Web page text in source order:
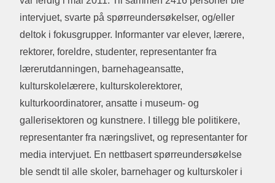
intervjuet, svarte på spørreundersøkelser, og/eller
deltok i fokusgrupper. Informanter var elever, lærere,
rektorer, foreldre, studenter, representanter fra
lærerutdanningen, barnehageansatte,
kulturskolelærere, kulturskolerektorer,
kulturkoordinatorer, ansatte i museum- og
gallerisektoren og kunstnere. I tillegg ble politikere,
representanter fra næringslivet, og representanter for
media intervjuet. En nettbasert spørreundersøkelse
ble sendt til alle skoler, barnehager og kulturskoler i